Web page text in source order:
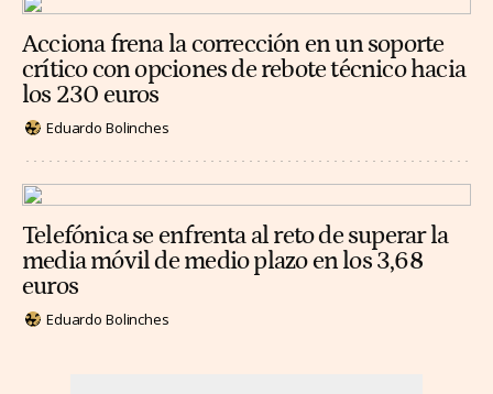
Acciona frena la corrección en un soporte
crítico con opciones de rebote técnico hacia
los 230 euros
Eduardo Bolinches
Telefónica se enfrenta al reto de superar la
media móvil de medio plazo en los 3,68
euros
Eduardo Bolinches